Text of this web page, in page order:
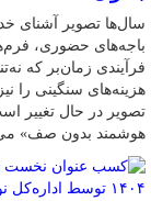
سال‌ها تصویر آشنای
باجه‌های حضوری،
فرآیندی زمان‌بر که
هزینه‌های سنگینی را
تصویر در حال تغییر
هوشمند بدون صف»